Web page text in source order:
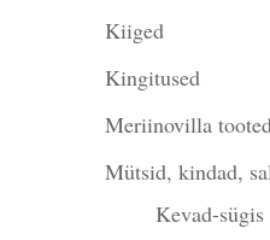
Kiiged
Kingitused
Meriinovilla
Mütsid, kindad,
Kevad-sügis